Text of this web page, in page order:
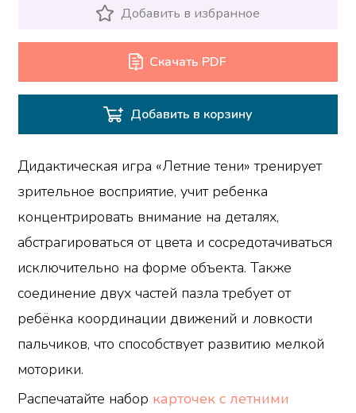
Добавить в избранное
Скачать PDF
Добавить в корзину
Дидактическая игра «Летние тени» тренирует
зрительное восприятие, учит ребенка
концентрировать внимание на деталях,
абстрагироваться от цвета и сосредотачиваться
исключительно на форме объекта. Также
соединение двух частей пазла требует от
ребёнка координации движений и ловкости
пальчиков, что способствует развитию мелкой
моторики.
Распечатайте набор карточек с летними